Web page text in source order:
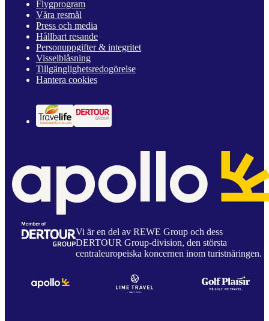
Flygprogram
Våra resmål
Press och media
Hållbart resande
Personuppgifter & integritet
Visselblåsning
Tillgänglighetsredogörelse
Hantera cookies
Vi är en del av REWE Group och dess
DERTOUR Group-division, den största
centraleuropeiska koncernen inom turistnäringen.